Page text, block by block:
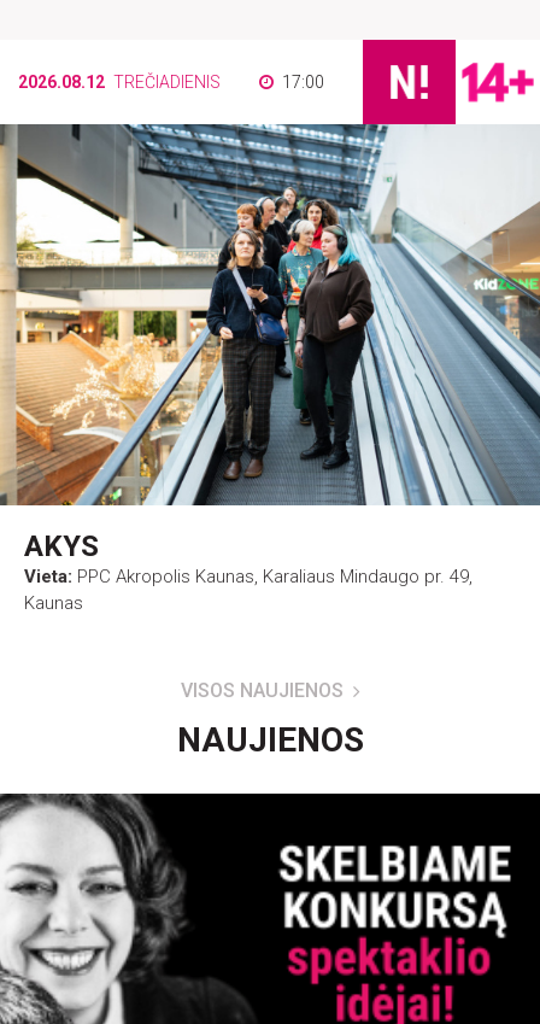
2026.08.12 TREČIADIENIS 17:00
AKYS
Vieta: PPC Akropolis Kaunas, Karaliaus Mindaugo pr. 49,
Kaunas
NAUJIENOS
VISOS NAUJIENOS